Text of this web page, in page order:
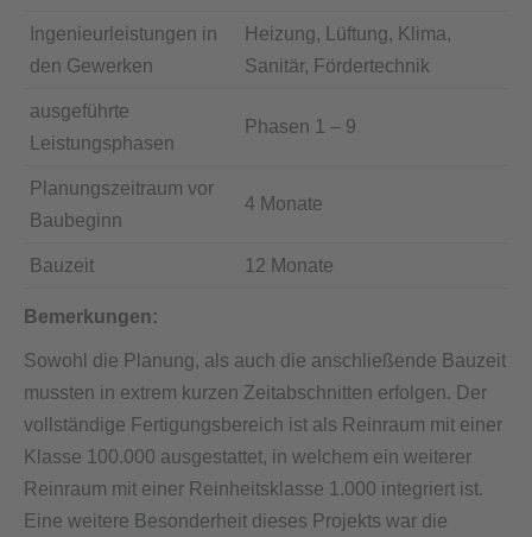
Ingenieurleistungen in
den Gewerken
Heizung, Lüftung, Klima,
Sanitär, Fördertechnik
ausgeführte
Leistungsphasen
Phasen 1 – 9
Planungszeitraum vor
Baubeginn
4 Monate
Bauzeit 12 Monate
Bemerkungen:
Sowohl die Planung, als auch die anschließende Bauzeit
mussten in extrem kurzen Zeitabschnitten erfolgen. Der
vollständige Fertigungsbereich ist als Reinraum mit einer
Klasse 100.000 ausgestattet, in welchem ein weiterer
Reinraum mit einer Reinheitsklasse 1.000 integriert ist.
Eine weitere Besonderheit dieses Projekts war die